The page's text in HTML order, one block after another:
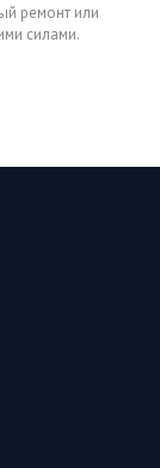
ремонт или
силами.